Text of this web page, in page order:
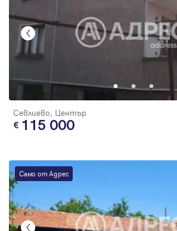
Севлиево, Център
115 000
Само от Адрес